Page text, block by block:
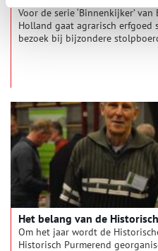
Voor de serie ‘Binnenkijker’
Holland gaat agrarisch erfgoed
bezoek bij bijzondere
oorspronkelijke indeling. Deze
stolpboerderij Kerkzigt in de
Het belang van de
Om het jaar wordt de
Historisch Purmerend